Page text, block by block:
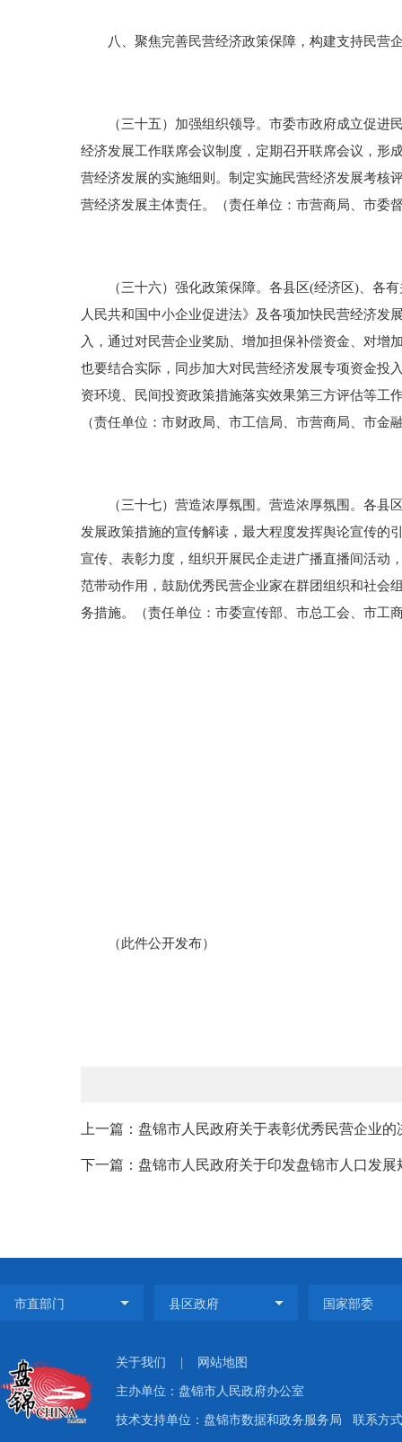
八、聚焦完善民营经济政策保障，构建支持民营
（三十五）加强组织领导。市委市政府成立促进民
经济发展工作联席会议制度，定期召开联席会议，形
营经济发展的实施细则。制定实施民营经济发展考核
营经济发展主体责任。（责任单位：市营商局、市委
（三十六）强化政策保障。各县区(经济区)、各有
人民共和国中小企业促进法》及各项加快民营经济发
入，通过对民营企业奖励、增加担保补偿资金、对增
也要结合实际，同步加大对民营经济发展专项资金投
资环境、民间投资政策措施落实效果第三方评估等工
（责任单位：市财政局、市工信局、市营商局、市
（三十七）营造浓厚氛围。营造浓厚氛围。各县区
发展政策措施的宣传解读，最大程度发挥舆论宣传的
宣传、表彰力度，组织开展民企走进广播直播间活动
范带动作用，鼓励优秀民营企业家在群团组织和社会
务措施。（责任单位：市委宣传部、市总工会、市工
（此件公开发布）
上一篇：盘锦市人民政府关于表彰优秀民营企业的
下一篇：盘锦市人民政府关于印发盘锦市人口发
关于我们 网站地图
主办单位：盘锦市人民政府办公室
技术支持单位：盘锦市数据和政务服务局 联系方